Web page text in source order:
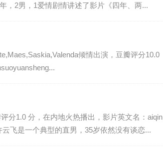
，2男，1爱情剧情讲述了影片《四年、两...
倾情出演，豆瓣评分10.0
分1.0 分，在内地火热播出，影片英文名：aiqin
飞是一个典型的直男，35岁依然没有谈恋...